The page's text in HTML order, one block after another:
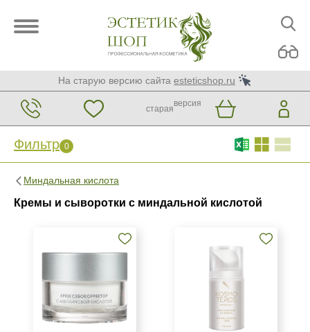
На старую версию сайта esteticshop.ru
старая
версия
Фильтр 0
Миндальная кислота
Кремы и сыворотки с миндальной кислотой
Фильтр 0
KORA Phytocosmetics
Страна